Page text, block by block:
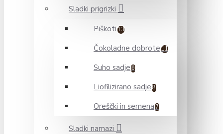
Sladki prigrizki
Piškoti 13
Čokoladne dobrote 11
Suho sadje 9
Liofilizirano sadje 8
Oreščki in semena 7
Sladki namazi